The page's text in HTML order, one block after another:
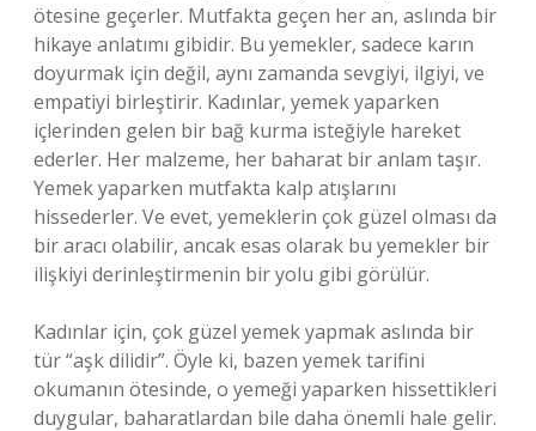
ötesine geçerler. Mutfakta geçen her an, aslında bir
hikaye anlatımı gibidir. Bu yemekler, sadece karın
doyurmak için değil, aynı zamanda sevgiyi, ilgiyi, ve
empatiyi birleştirir. Kadınlar, yemek yaparken
içlerinden gelen bir bağ kurma isteğiyle hareket
ederler. Her malzeme, her baharat bir anlam taşır.
Yemek yaparken mutfakta kalp atışlarını
hissederler. Ve evet, yemeklerin çok güzel olması da
bir aracı olabilir, ancak esas olarak bu yemekler bir
ilişkiyi derinleştirmenin bir yolu gibi görülür.
Kadınlar için, çok güzel yemek yapmak aslında bir
tür “aşk dilidir”. Öyle ki, bazen yemek tarifini
okumanın ötesinde, o yemeği yaparken hissettikleri
duygular, baharatlardan bile daha önemli hale gelir.